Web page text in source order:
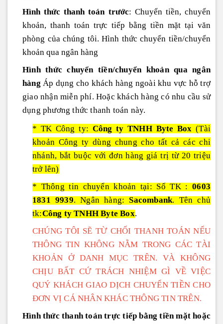
Hình thức thanh toán trước: Chuyển tiền, chuyển
khoản, thanh toán trực tiếp bằng tiền mặt tại văn
phòng của chúng tôi. Hình thức chuyển tiền/chuyển
khoản qua ngân hàng
Hình thức chuyển tiền/chuyển khoản qua ngân
hàng Áp dụng cho khách hàng ngoài khu vực hỗ trợ
giao nhận miễn phí. Hoặc khách hàng có nhu cầu sử
dụng phương thức thanh toán này.
* TK Công ty: Công ty TNHH Byte Box (Tài
khoản Công ty dùng chung cho tất cả các chi
nhánh, bắt buộc với đơn hàng giá trị từ 20 triệu
trở lên)
* Thông tin chuyển khoản tại: Số TK :0603
1831 9939. Ngân hàng:Sacombank. Tên chủ
tk:Công ty TNHH Byte Box.
CHÚNG TÔI SẼ TỪ CHỐI THANH TOÁN NẾU
THÔNG TIN KHÔNG NẰM TRONG CÁC TÀI
KHOẢN Ở DANH MỤC TRÊN. VÀ KHÔNG
CHỊU BẤT CỨ TRÁCH NHIỆM GÌ VỀ VIỆC
QUÝ KHÁCH GIAO DỊCH CHUYỂN TIỀN CHO
ĐƠN VỊ CÁ NHÂN KHÁC THÔNG TIN TRÊN.
Hình thức thanh toán trực tiếp bằng tiền mặt hoặc